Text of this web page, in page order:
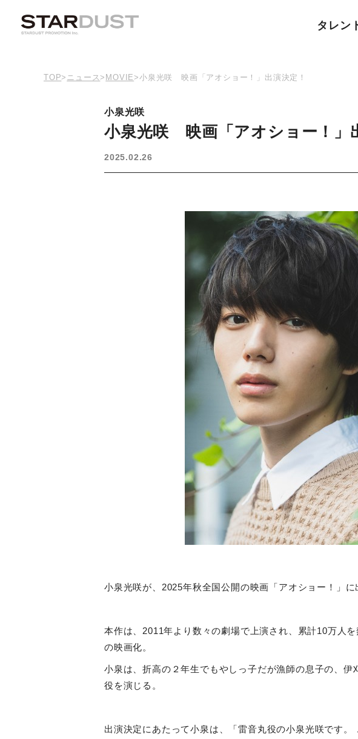
タレン
TOP> ニュース> MOVIE>小泉光咲 映画「アオショー！」出演決定！
小泉光咲
小泉光咲 映画「アオショー！」
2025.02.26
小泉光咲が、 2025年秋全国公開の映画「アオショー！」に
本作は、 2011年より数々の劇場で上演され、累計10万人
の映画化。
小泉は、折高の２年生でもやしっ子だが漁師の息子の、伊
役を演じる。
出演決定にあたって小泉は、「雷音丸役の小泉光咲です。